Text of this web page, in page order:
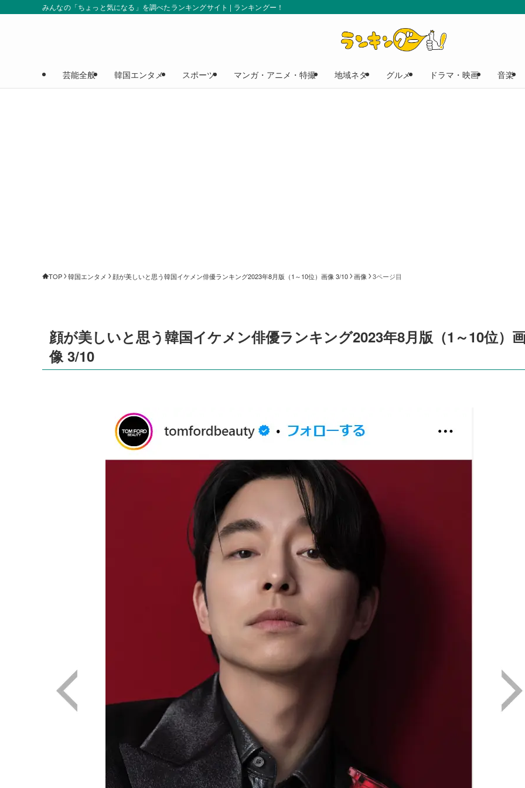
みんなの「ちょっと気になる」を調べたランキングサイト | ランキングー！
芸能全般 韓国エンタメ スポーツ マンガ・アニメ・特撮 地域ネタ グルメ ドラマ・映画 音楽
TOP 韓国エンタメ 顔が美しいと思う韓国イケメン俳優ランキング2023年8月版（1～10位）画像 3/10 画像 3ページ目
顔が美しいと思う韓国イケメン俳優ランキング2023年8月版（1～10位）
像 3/10